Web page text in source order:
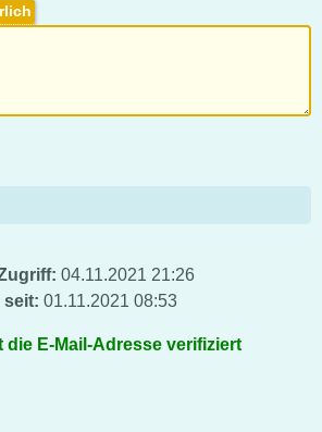
04.11.2021 21:26
seit: 01.11.2021 08:53
die E-Mail-Adresse verifiziert